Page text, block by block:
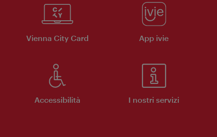
Vienna City Card App ivie
Accessibilità I nostri servizi